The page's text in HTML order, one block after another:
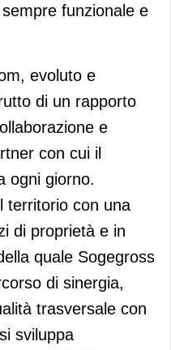
sempre funzionale e
evoluto e
di un rapporto
e
con cui il
ogni giorno.
territorio con una
di proprietà e in
quale Sogegross
di sinergia,
trasversale con
sviluppa